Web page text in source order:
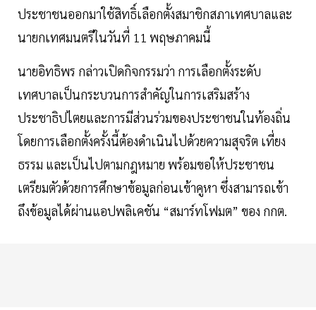
ประชาชนออกมาใช้สิทธิ์เลือกตั้งสมาชิกสภาเทศบาลและ
นายกเทศมนตรีในวันที่ 11 พฤษภาคมนี้
นายอิทธิพร กล่าวเปิดกิจกรรมว่า การเลือกตั้งระดับ
เทศบาลเป็นกระบวนการสำคัญในการเสริมสร้าง
ประชาธิปไตยและการมีส่วนร่วมของประชาชนในท้องถิ่น
โดยการเลือกตั้งครั้งนี้ต้องดำเนินไปด้วยความสุจริต เที่ยง
ธรรม และเป็นไปตามกฎหมาย พร้อมขอให้ประชาชน
เตรียมตัวด้วยการศึกษาข้อมูลก่อนเข้าคูหา ซึ่งสามารถเข้า
ถึงข้อมูลได้ผ่านแอปพลิเคชัน “สมาร์ทโฟมต” ของ กกต.